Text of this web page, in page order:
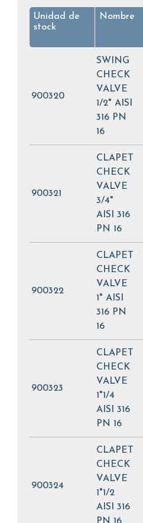
Unidad de
stock
Nombre
900320
SWING
CHECK
VALVE
1/2" AISI
316 PN
16
900321
CLAPET
CHECK
VALVE
3/4"
AISI 316
PN 16
900322
CLAPET
CHECK
VALVE
1" AISI
316 PN
16
900323
CLAPET
CHECK
VALVE
1"1/4
AISI 316
PN 16
900324
CLAPET
CHECK
VALVE
1"1/2
AISI 316